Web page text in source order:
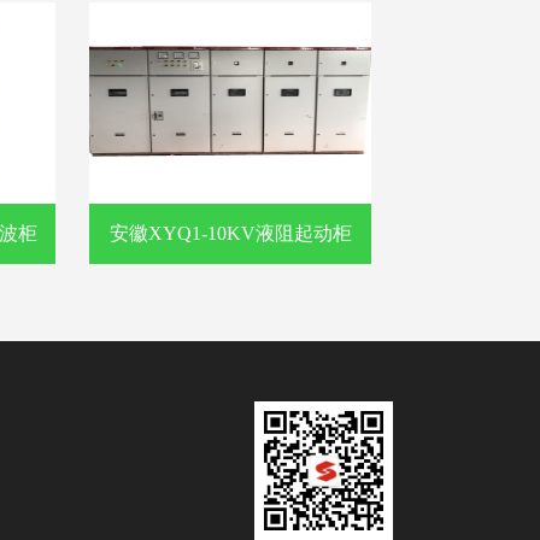
柜 安徽XYQ1-10KV液阻起动柜